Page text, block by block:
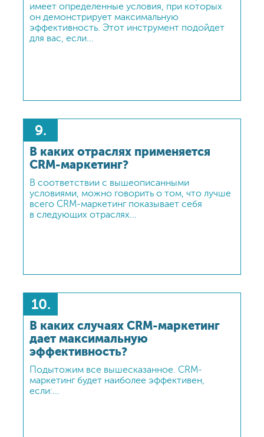
при помощи бонусных механик (программы
лояльности) или стимулировать
эмоциональную вовлеченность (через brand
engagement).
имеет определенные условия, при которых
он демонстрирует максимальную
эффективность. Этот инструмент подойдет
для вас, если...
9.
В каких отраслях применяется
CRM-маркетинг?
В соответствии с вышеописанными
условиями, можно говорить о том, что лучше
всего CRM-маркетинг показывает себя
в следующих отраслях...
10.
В каких случаях CRM-маркетинг
дает максимальную
эффективность?
Подытожим все вышесказанное. CRM-
маркетинг будет наиболее эффективен,
если:...